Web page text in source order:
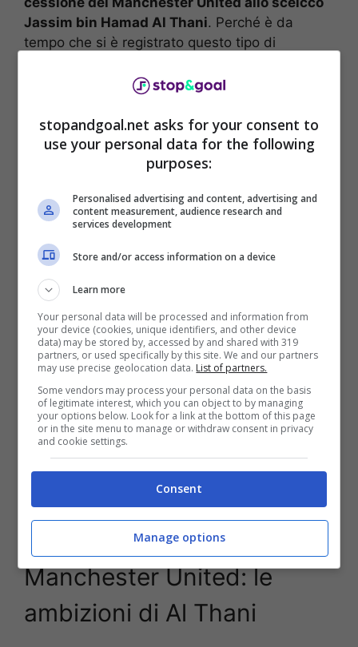
Jassim bin Hamad Al Thani. Perché è da
tempo che si è registrato questo tipo di
decisiva. C’è la sensazione che si possa
Arriva l’annuncio del noto tabloid inglese del
The Sun che racconta della telenovela del
passaggio di proprietà delMan Unitedallo
sceicco Jassim bin Hamad Al Thaniche si
sarebbe aggiudicato il 100% del club inglese. Si
parla di una cifra vicina ai
l’acquisto delManchester United. L’annuncio
Red Devils
potrebbe esserci già il prossimo mese di
settembre.
Manchester United: le
ambizioni di Al Thani
stopandgoal.net asks for your consent to
use your personal data for the following
purposes:
Personalised advertising and content, advertising and
content measurement, audience research and
services development
Store and/or access information on a device
Learn more
Your personal data will be processed and information from
your device (cookies, unique identifiers, and other device
data) may be stored by, accessed by and shared with 319
partners, or used specifically by this site. We and our partners
may use precise geolocation data. List of partners.
Some vendors may process your personal data on the basis
of legitimate interest, which you can object to by managing
your options below. Look for a link at the bottom of this page
or in the site menu to manage or withdraw consent in privacy
and cookie settings.
Consent
Manage options